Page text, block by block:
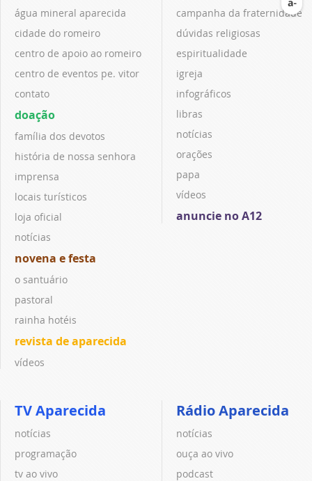
água mineral aparecida
cidade do romeiro
centro de apoio ao romeiro
centro de eventos pe. vitor
contato
doação
família dos devotos
história de nossa senhora
imprensa
locais turísticos
loja oficial
notícias
novena e festa
o santuário
pastoral
rainha hotéis
revista de aparecida
vídeos
campanha da fraternidade
dúvidas religiosas
espiritualidade
igreja
infográficos
libras
notícias
orações
papa
vídeos
anuncie no A12
TV Aparecida
notícias
programação
tv ao vivo
Rádio Aparecida
notícias
ouça ao vivo
podcast